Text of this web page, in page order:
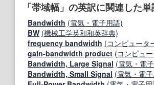
「帯域幅」の英訳に関連した
Bandwidth (電気・電子用語)
BW (機械工学英和和英辞典)
frequency bandwidth (コンピュータ
gain-bandwidth product (コンピュ
Bandwidth, Large Signal (電気・電
Bandwidth, Small Signal (電気・電